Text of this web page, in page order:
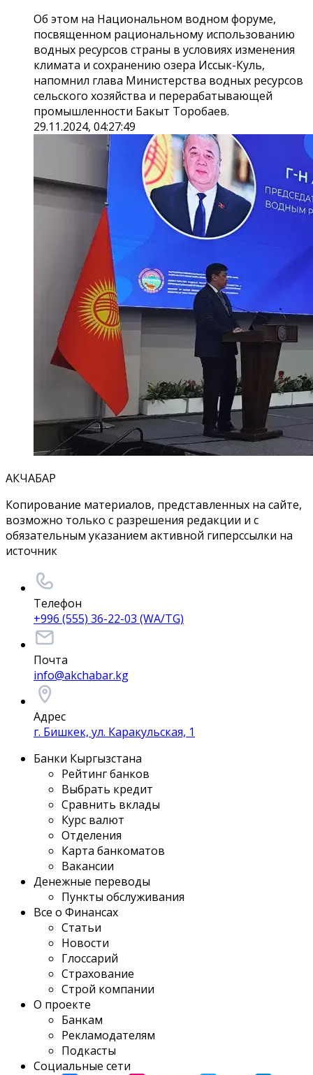
Об этом на Национальном водном форуме,
посвященном рациональному использованию
водных ресурсов страны в условиях изменения
климата и сохранению озера Иссык-Куль,
напомнил глава Министерства водных ресурсов
сельского хозяйства и перерабатывающей
промышленности Бакыт Торобаев.
29.11.2024, 04:27:49
АКЧАБАР
Копирование материалов, представленных на сайте,
возможно только с разрешения редакции и с
обязательным указанием активной гиперссылки на
источник
Телефон
+996 (555) 36-22-03 (WA/TG)
Почта
info@akchabar.kg
Адрес
г. Бишкек, ул. Каракульская, 1
Банки Кыргызстана
Рейтинг банков
Выбрать кредит
Сравнить вклады
Курс валют
Отделения
Карта банкоматов
Вакансии
Денежные переводы
Пункты обслуживания
Все о Финансах
Статьи
Новости
Глоссарий
Страхование
Строй компании
О проекте
Банкам
Рекламодателям
Подкасты
Социальные сети